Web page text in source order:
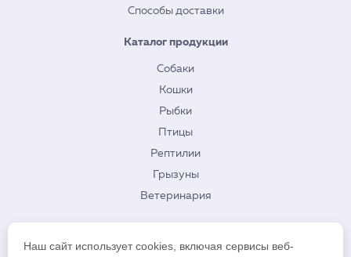
Способы доставки
Каталог продукции
Собаки
Кошки
Рыбки
Птицы
Рептилии
Грызуны
Ветеринария
Контакты
Наш сайт использует cookies, включая сервисы веб-